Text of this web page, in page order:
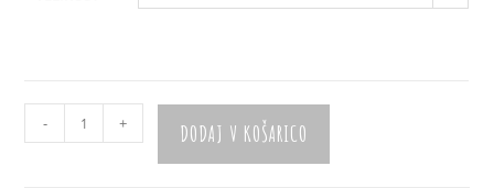
Romperček
"Povodnji
- + DODAJ V KOŠARICO